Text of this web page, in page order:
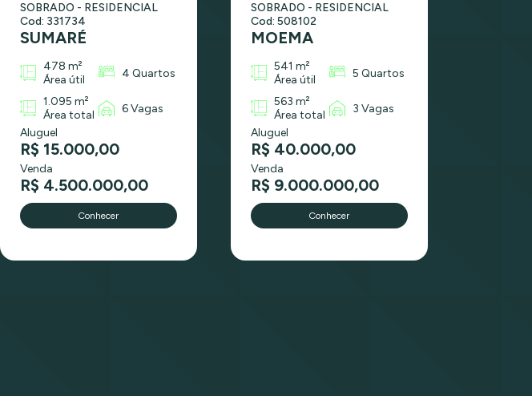
SOBRADO - RESIDENCIAL
Cod: 331734
SUMARÉ
478 m²
Área útil
4 Quartos
1.095 m²
Área total
6 Vagas
Aluguel
R$ 15.000,00
Venda
R$ 4.500.000,00
Conhecer
SOBRADO - RESIDENCIAL
Cod: 508102
MOEMA
541 m²
Área útil
5 Quartos
563 m²
Área total
3 Vagas
Aluguel
R$ 40.000,00
Venda
R$ 9.000.000,00
Conhecer